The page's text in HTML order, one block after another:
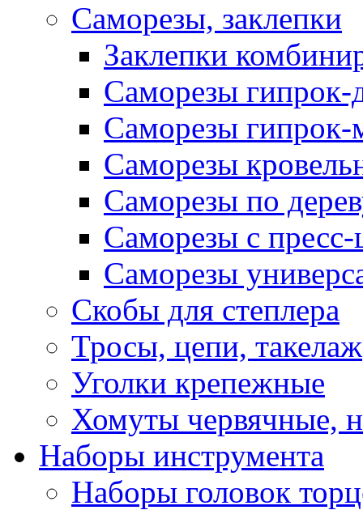
Саморезы, заклепки
Заклепки
Саморезы гипрок-
Саморезы гипрок-
Саморезы
Саморезы по
Саморезы с
Саморезы
Скобы для степлера
Тросы, цепи, такелаж
Уголки крепежные
Хомуты червячные,
Наборы инструмента
Наборы головок